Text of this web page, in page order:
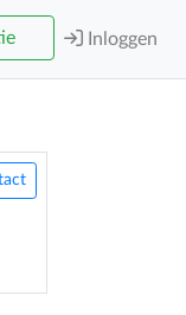
Inloggen